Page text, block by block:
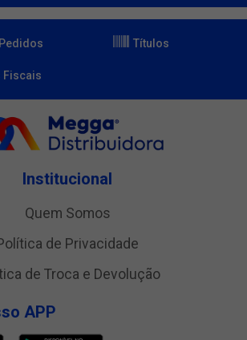
Títulos
Fiscais
Institucional
Quem Somos
de Privacidade
de Troca e Devolução
APP